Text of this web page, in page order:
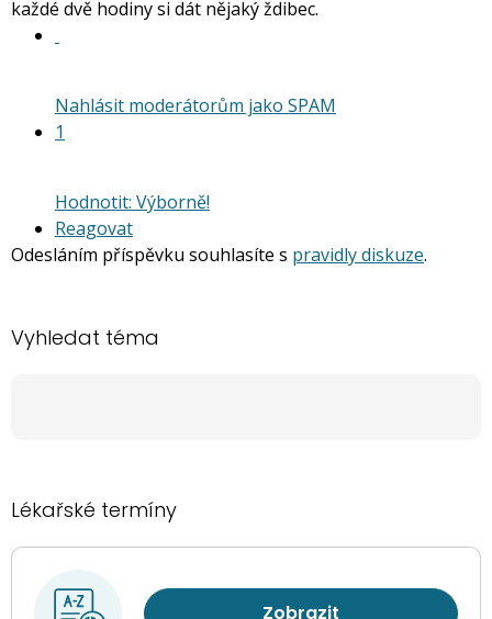
následující
pro
každé dvě hodiny si dát nějaký ždibec.
Nahlásit moderátorům jako SPAM
1
Hodnotit: Výborně!
Reagovat
Odesláním příspěvku souhlasíte s pravidly diskuze.
Vyhledat téma
Lékařské termíny
Zobrazit